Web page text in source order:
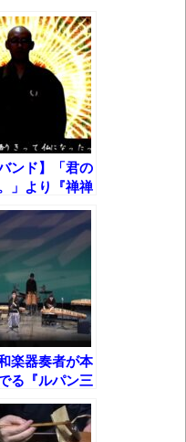
級建築士学科試験結
ルの中に入っている
ぼの]
ら見てるんだけど
ないボク
更新 AOMEI
などバージョンア
姉が暴行事件！事
「ウニイクラ丼特
おおおお
ンド】「君の
」より『禅禅
楽器奏者が本
る『ルパン三
マ』！